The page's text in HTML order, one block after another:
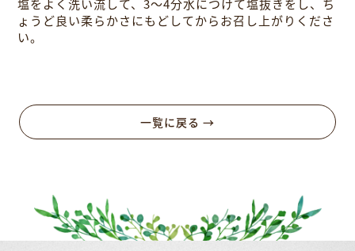
塩をよく洗い流して、3～4分水につけて塩抜きをし、ち
ょうど良い柔らかさにもどしてからお召し上がりくださ
い。
一覧に戻る →